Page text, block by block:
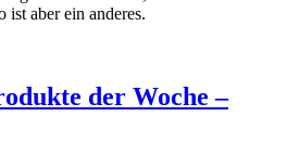
ist aber ein anderes.
der Woche –